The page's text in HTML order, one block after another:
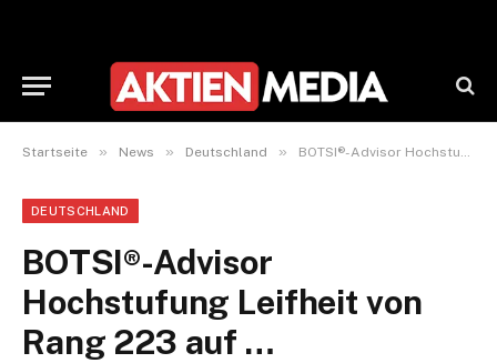
Startseite » News » Deutschland » BOTSI®-Advisor Hochstufung Leifheit von Rang 223 auf …
DEUTSCHLAND
BOTSI®-Advisor
Hochstufung Leifheit von
Rang 223 auf …